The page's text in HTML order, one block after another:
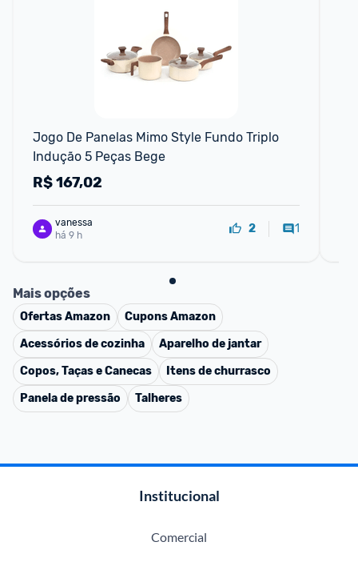
Jogo De Panelas Mimo Style Fundo Triplo
Indução 5 Peças Bege
R$167,02
vanessa
há 9 h
2 1
Mais opções
OfertasAmazon CuponsAmazon
Acessórios de cozinha
Aparelho de jantar
Copos, Taças e Canecas
Itens de churrasco
Panela de pressão
Talheres
Institucional
Comercial